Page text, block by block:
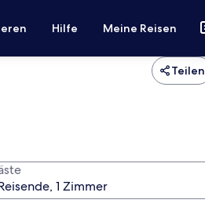
Hilfe Meine Reisen
Teilen